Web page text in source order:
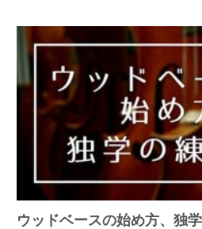
ウッドベースの始め方、独